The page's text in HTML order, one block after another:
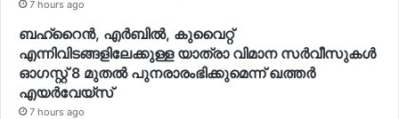
7 hours ago
ബഹ്റൈന്‍, എര്‍ബില്‍, കുവൈറ്റ്
എന്നിവിടങ്ങളിലേക്കുള്ള യാത്രാ വിമാന സര്‍വീസുകള്‍
ഓഗസ്റ്റ് 8 മുതല്‍ പുനരാരംഭിക്കുമെന്ന് ഖത്തര്‍
എയര്‍വേയ്സ്
7 hours ago